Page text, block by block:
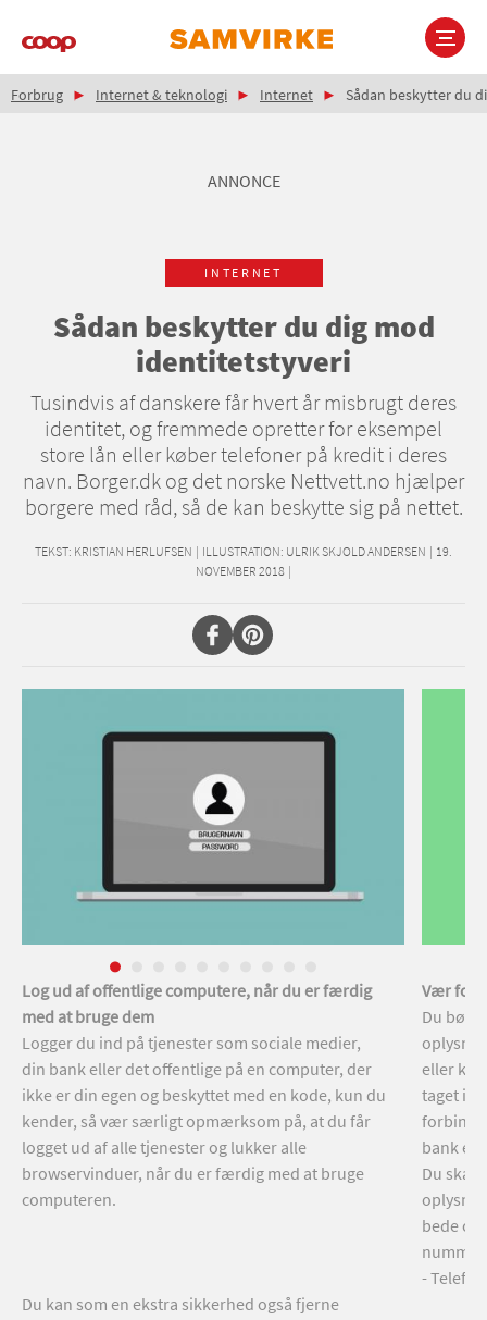
Main
Brødkrumme
Forbrug Internet & teknologi Internet Sådan beskytter du
ANNONCE
INTERNET
Sådan beskytter du dig mod
identitetstyveri
Tusindvis af danskere får hvert år misbrugt deres
identitet, og fremmede opretter for eksempel
store lån eller køber telefoner på kredit i deres
navn. Borger.dk og det norske Nettvett.no hjælper
borgere med råd, så de kan beskytte sig på nettet.
TEKST: KRISTIAN HERLUFSEN | ILLUSTRATION: ULRIK SKJOLD ANDERSEN | 19.
NOVEMBER 2018 |
Log ud af offentlige computere, når du er færdig
med at bruge dem
Logger du ind på tjenester som sociale medier,
din bank eller det offentlige på en computer, der
ikke er din egen og beskyttet med en kode, kun du
kender, så vær særligt opmærksom på, at du får
logget ud af alle tjenester og lukker alle
browservinduer, når du er færdig med at bruge
computeren.
Du kan som en ekstra sikkerhed også fjerne
Vær
Du bør
eller
taget
bank
Du skal
bede
- Telefon